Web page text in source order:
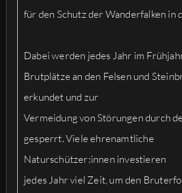
für den Schutz der Wanderfalken in
Dabei werden jedes Jahr im
Brutplätze an den Felsen und
erkundet und zur
Vermeidung von Störungen durch
gesperrt. Viele ehrenamtliche
Naturschützer:innen investieren
jedes Jahr viel Zeit, um den